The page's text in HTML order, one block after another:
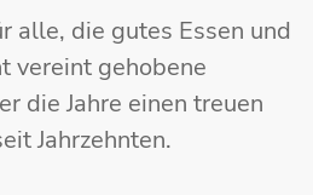
alle, die gutes Essen und
vereint gehobene
die Jahre einen treuen
Jahrzehnten.